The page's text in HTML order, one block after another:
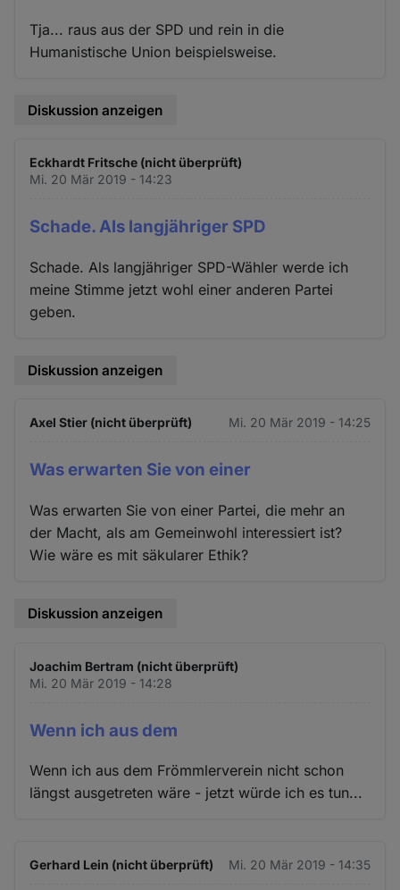
Tja... raus aus der SPD und rein in die
Humanistische Union beispielsweise.
Diskussion anzeigen
Eckhardt Fritsche (nicht überprüft)
Mi. 20 Mär 2019 - 14:23
Schade. Als langjähriger SPD
Schade. Als langjähriger SPD-Wähler werde ich
meine Stimme jetzt wohl einer anderen Partei
geben.
Diskussion anzeigen
Axel Stier (nicht überprüft) Mi. 20 Mär 2019 - 14:25
Was erwarten Sie von einer
Was erwarten Sie von einer Partei, die mehr an
der Macht, als am Gemeinwohl interessiert ist?
Wie wäre es mit säkularer Ethik?
Diskussion anzeigen
Joachim Bertram (nicht überprüft)
Mi. 20 Mär 2019 - 14:28
Wenn ich aus dem
Wenn ich aus dem Frömmlerverein nicht schon
längst ausgetreten wäre - jetzt würde ich es tun...
Gerhard Lein (nicht überprüft) Mi. 20 Mär 2019 - 14:35